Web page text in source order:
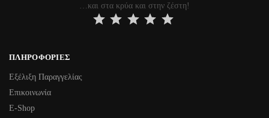
…και στα κρύα και στην ζέστη!
ΠΛΗΡΟΦΟΡΊΕΣ
Εξέλιξη Παραγγελίας
Επικοινωνία
Ε-Shop